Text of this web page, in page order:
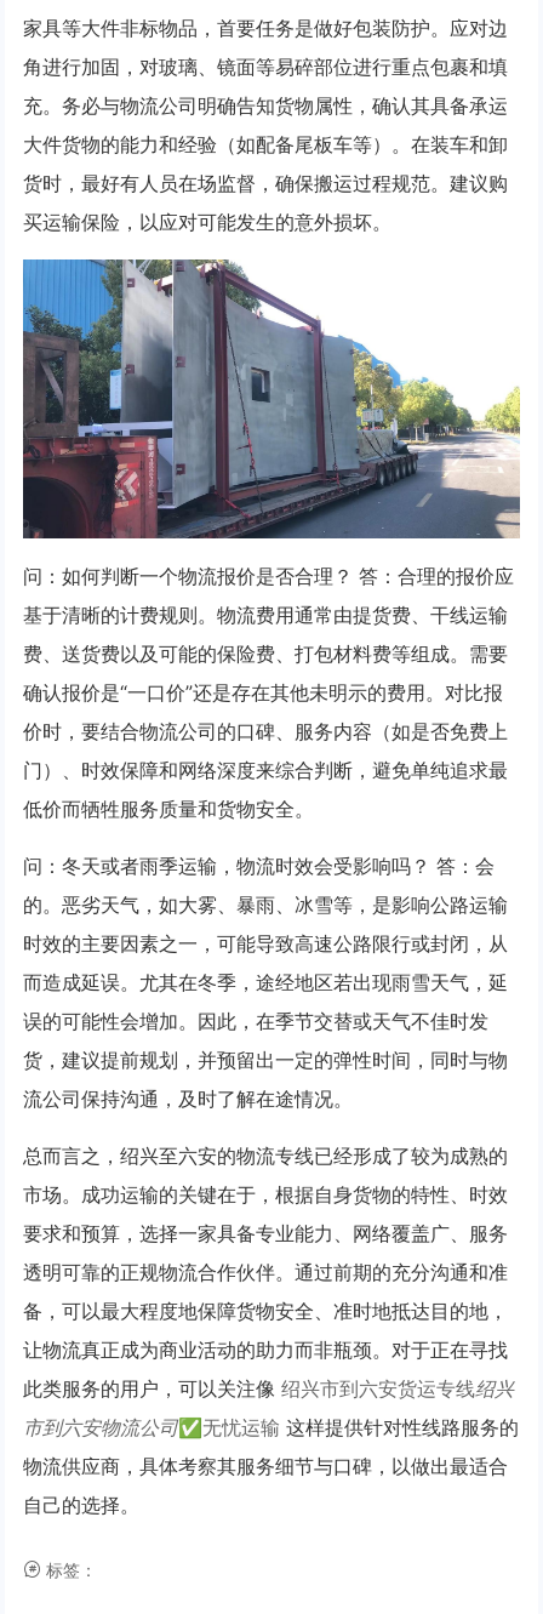
家具等大件非标物品，首要任务是做好包装防护。应对边
角进行加固，对玻璃、镜面等易碎部位进行重点包裹和填
充。务必与物流公司明确告知货物属性，确认其具备承运
大件货物的能力和经验（如配备尾板车等）。在装车和卸
货时，最好有人员在场监督，确保搬运过程规范。建议购
买运输保险，以应对可能发生的意外损坏。
问：如何判断一个物流报价是否合理？ 答：合理的报价应
基于清晰的计费规则。物流费用通常由提货费、干线运输
费、送货费以及可能的保险费、打包材料费等组成。需要
确认报价是“一口价”还是存在其他未明示的费用。对比报
价时，要结合物流公司的口碑、服务内容（如是否免费上
门）、时效保障和网络深度来综合判断，避免单纯追求最
低价而牺牲服务质量和货物安全。
问：冬天或者雨季运输，物流时效会受影响吗？ 答：会
的。恶劣天气，如大雾、暴雨、冰雪等，是影响公路运输
时效的主要因素之一，可能导致高速公路限行或封闭，从
而造成延误。尤其在冬季，途经地区若出现雨雪天气，延
误的可能性会增加。因此，在季节交替或天气不佳时发
货，建议提前规划，并预留出一定的弹性时间，同时与物
流公司保持沟通，及时了解在途情况。
总而言之，绍兴至六安的物流专线已经形成了较为成熟的
市场。成功运输的关键在于，根据自身货物的特性、时效
要求和预算，选择一家具备专业能力、网络覆盖广、服务
透明可靠的正规物流合作伙伴。通过前期的充分沟通和准
备，可以最大程度地保障货物安全、准时地抵达目的地，
让物流真正成为商业活动的助力而非瓶颈。对于正在寻找
此类服务的用户，可以关注像绍兴市到六安货运专线绍兴
市到六安物流公司✅无忧运输 这样提供针对性线路服务的
物流供应商，具体考察其服务细节与口碑，以做出最适合
自己的选择。
标签：